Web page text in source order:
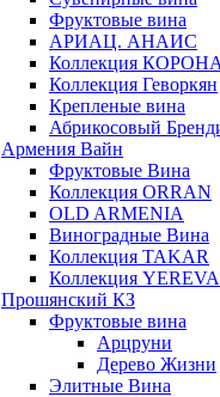
Фруктовые вина
АРИАЦ. АНАИС
Коллекция КОРОНА
Коллекция Геворкян
Крепленые вина
Абрикосовый
Армения Вайн
Фруктовые Вина
Коллекция ORRAN
OLD ARMENIA
Виноградные Вина
Коллекция TAKAR
Коллекция
Прошянский КЗ
Фруктовые вина
Арцруни
Дерево Жизни
Элитные Вина